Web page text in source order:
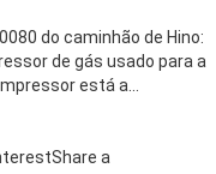
do caminhão de Hino:
de gás usado para a
está a…
a